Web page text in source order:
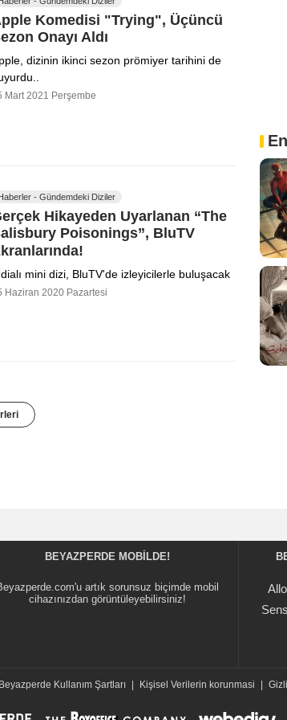
Komedisi "Trying", Üçüncü
Onayı Aldı
dizinin ikinci sezon prömiyer tarihini de
Mart 2021 Perşembe
- Gündemdeki Diziler
Hikayeden Uyarlanan “The
Poisonings”, BluTV
mini dizi, BluTV'de izleyicilerle buluşacak
Haziran 2020 Pazartesi
BEYAZPERDE MOBILDE!
artık sorunsuz biçimde mobil
cihazınızdan görüntüleyebilirsiniz!
Beyazperde Kullanım Şartları Kişisel Verilerin korunmasi